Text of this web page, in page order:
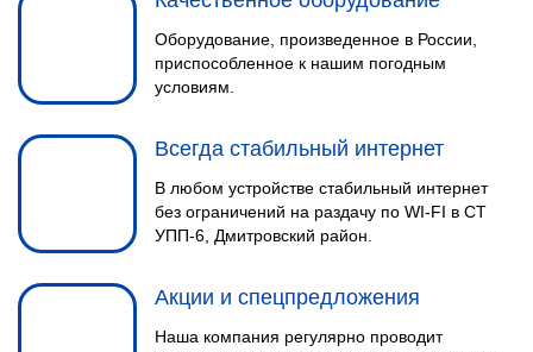
Оборудование, произведенное в России,
приспособленное к нашим погодным
условиям.
Всегда стабильный интернет
В любом устройстве стабильный интернет
без ограничений на раздачу по WI-FI в СТ
УПП-6, Дмитровский район.
Акции и спецпредложения
Наша компания регулярно проводит